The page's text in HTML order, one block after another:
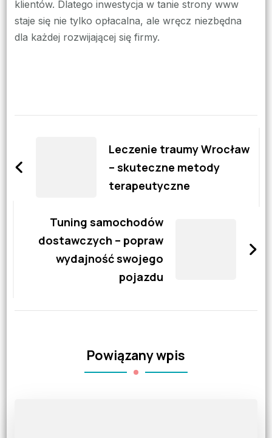
klientów. Dlatego inwestycja w tanie strony www
staje się nie tylko opłacalna, ale wręcz niezbędna
dla każdej rozwijającej się firmy.
Leczenie traumy Wrocław
– skuteczne metody
terapeutyczne
Tuning samochodów
dostawczych – popraw
wydajność swojego
pojazdu
Powiązany wpis